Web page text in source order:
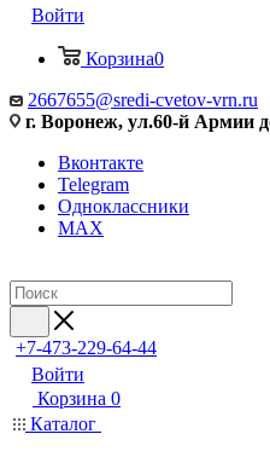
Войти
Корзина0
2667655@sredi-cvetov-vrn.ru
г. Воронеж, ул.60-й Армии
Вконтакте
Telegram
Одноклассники
MAX
+7-473-229-64-44
Войти
Корзина 0
Каталог